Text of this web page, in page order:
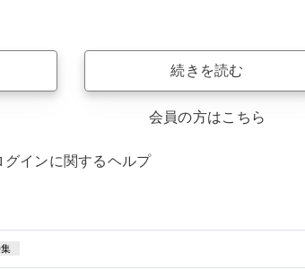
続きを読む
会員の方はこちら
グインに関するヘルプ